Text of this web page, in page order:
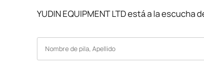
YUDIN EQUIPMENT LTD está a la